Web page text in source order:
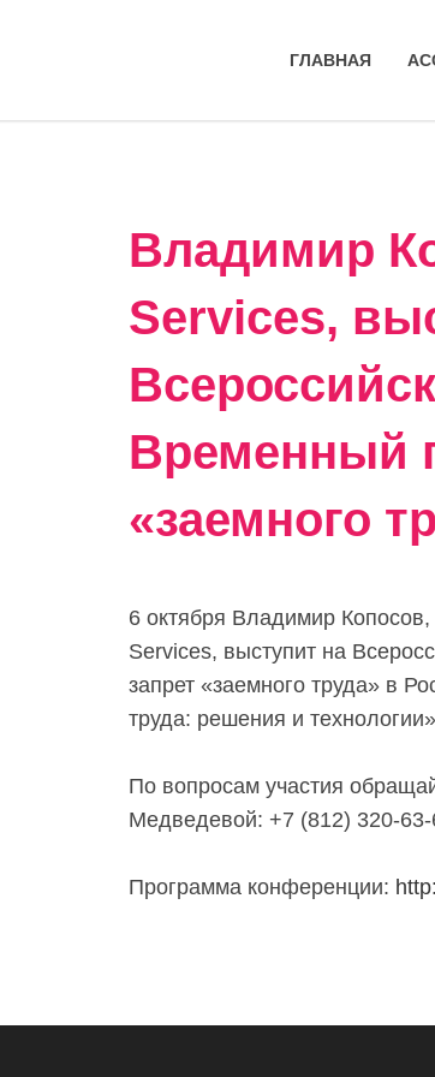
ГЛАВНАЯ
Владимир
Services,
Временный
«заемного
6 октября Владимир
Services, выступит на
запрет «заемного труда» в
труда: решения и
По вопросам участия
Медведевой: +7 (812) 320-
Программа конференции: